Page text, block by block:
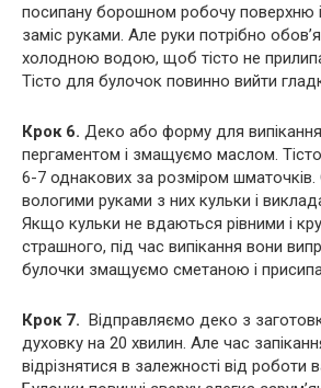
посипану борошном робочу поверхню
заміс руками. Але руки потрібно
холодною водою, щоб тісто не
Тісто для булочок повинно вийти
Крок 6. Деко або форму для
пергаментом і змащуємо маслом.
6-7 однакових за розміром
вологими руками з них кульки і
Якщо кульки не вдаються рівними і
страшного, під час випікання вони
булочки змащуємо сметаною і
Крок 7. Відправляємо деко з
духовку на 20 хвилин. Але час
відрізнятися в залежності від роботи